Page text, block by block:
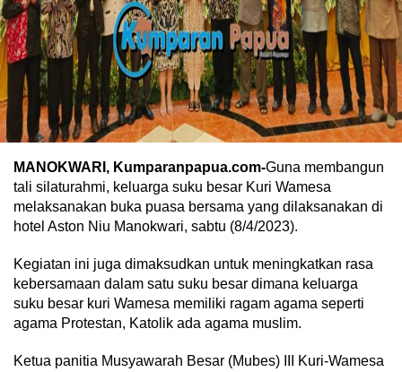
MANOKWARI, Kumparanpapua.com-Guna membangun
tali silaturahmi, keluarga suku besar Kuri Wamesa
melaksanakan buka puasa bersama yang dilaksanakan di
hotel Aston Niu Manokwari, sabtu (8/4/2023).
Kegiatan ini juga dimaksudkan untuk meningkatkan rasa
kebersamaan dalam satu suku besar dimana keluarga
suku besar kuri Wamesa memiliki ragam agama seperti
agama Protestan, Katolik ada agama muslim.
Ketua panitia Musyawarah Besar (Mubes) III Kuri-Wamesa